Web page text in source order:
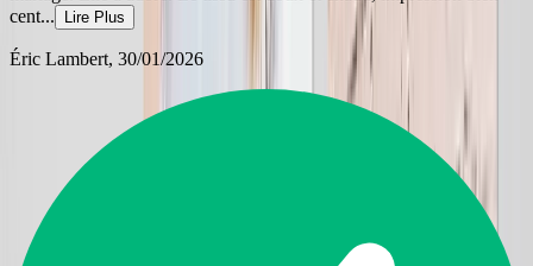
cent... Lire Plus
Éric Lambert, 30/01/2026